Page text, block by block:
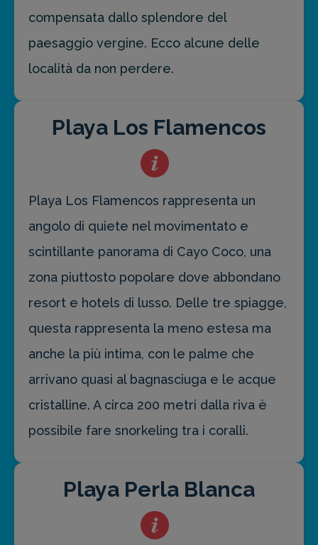
compensata dallo splendore del
paesaggio vergine. Ecco alcune delle
località da non perdere.
Playa Los Flamencos
Playa Los Flamencos rappresenta un
angolo di quiete nel movimentato e
scintillante panorama di Cayo Coco, una
zona piuttosto popolare dove abbondano
resort e hotels di lusso. Delle tre spiagge,
questa rappresenta la meno estesa ma
anche la più intima, con le palme che
arrivano quasi al bagnasciuga e le acque
cristalline. A circa 200 metri dalla riva è
possibile fare snorkeling tra i coralli.
Playa Perla Blanca